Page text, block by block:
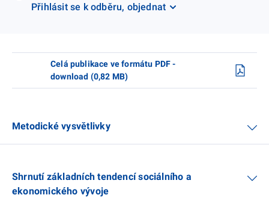
Přihlásit se k odběru, objednat
Celá publikace ve formátu PDF -
download (0,82 MB)
Metodické vysvětlivky
Shrnutí základních tendencí sociálního a
ekonomického vývoje